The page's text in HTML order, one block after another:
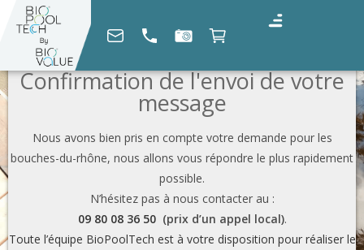
Confirmation de l'envoi de votre
message
Nous avons bien pris en compte votre demande pour les
bouches-du-rhône, nous allons vous répondre le plus rapidement
possible.
N’hésitez pas à nous contacter au :
09 80 08 36 50 (prix d’un appel local).
Toute l’équipe BioPoolTech est à votre disposition pour réaliser le